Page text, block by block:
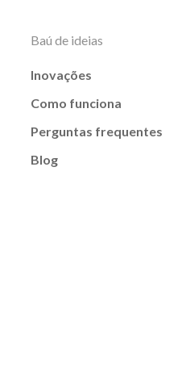
Baú de ideias
Inovações
Como funciona
Perguntas frequentes
Blog